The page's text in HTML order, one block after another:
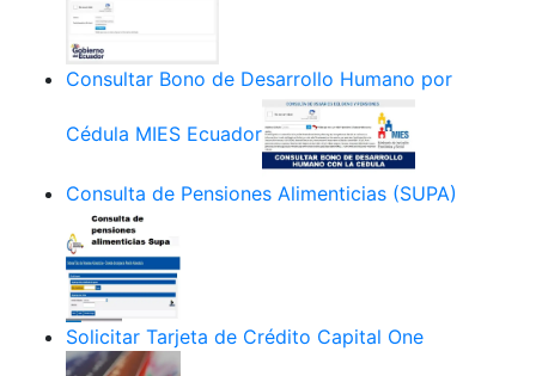
Consultar Bono de Desarrollo Humano por
Cédula MIES Ecuador
Consulta de Pensiones Alimenticias (SUPA)
Solicitar Tarjeta de Crédito Capital One